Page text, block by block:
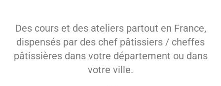
Des cours et des ateliers partout en France,
dispensés par des chef pâtissiers / cheffes
pâtissières dans votre département ou dans
votre ville.